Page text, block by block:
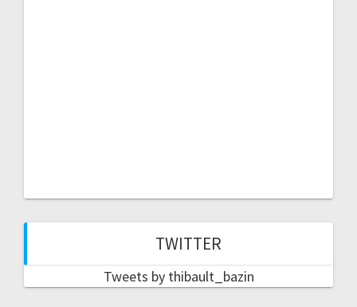
TWITTER
Tweets by thibault_bazin